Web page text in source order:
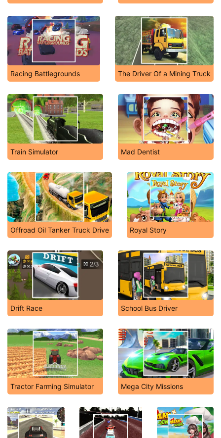
Racing Battlegrounds The Driver Of a Mining Truck
Train Simulator Mad Dentist
Offroad Oil Tanker Truck Drive Royal Story
Drift Race School Bus Driver
Tractor Farming Simulator Mega City Missions